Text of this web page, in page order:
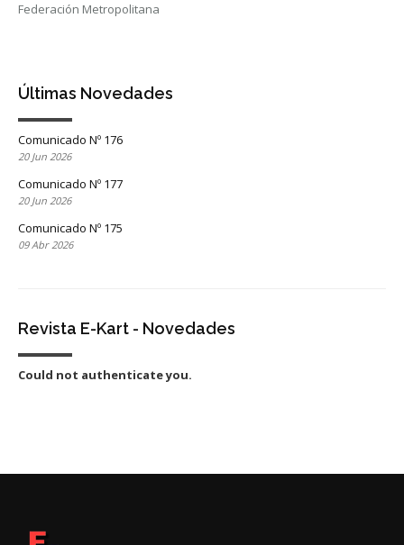
Federación Metropolitana
Últimas Novedades
Comunicado Nº 176
20 Jun 2026
Comunicado Nº 177
20 Jun 2026
Comunicado Nº 175
09 Abr 2026
Revista E-Kart - Novedades
Could not authenticate you.